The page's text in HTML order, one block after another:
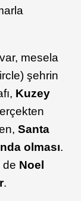
mesela
şehrin
Kuzey
Santa
olması.
de Noel
.